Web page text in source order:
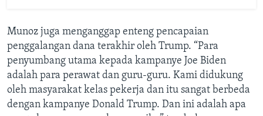
Munoz juga menganggap enteng pencapaian
penggalangan dana terakhir oleh Trump. “Para
penyumbang utama kepada kampanye Joe Biden
adalah para perawat dan guru-guru. Kami didukung
oleh masyarakat kelas pekerja dan itu sangat berbeda
dengan kampanye Donald Trump. Dan ini adalah apa